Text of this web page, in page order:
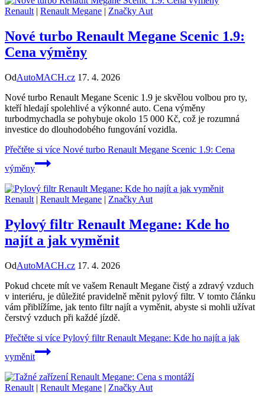
Renault | Renault Megane | Značky Aut
Nové turbo Renault Megane Scenic 1.9:
Cena výměny
OdAutoMACH.cz 17. 4. 2026
Nové turbo Renault Megane Scenic 1.9 je skvělou volbou pro ty,
kteří hledají spolehlivé a výkonné auto. Cena výměny
turbodmychadla se pohybuje okolo 15 000 Kč, což je rozumná
investice do dlouhodobého fungování vozidla.
Přečtěte si více Nové turbo Renault Megane Scenic 1.9: Cena
výměny
Renault | Renault Megane | Značky Aut
Pylový filtr Renault Megane: Kde ho
najít a jak vyměnit
OdAutoMACH.cz 17. 4. 2026
Pokud chcete mít ve vašem Renault Megane čistý a zdravý vzduch
v interiéru, je důležité pravidelně měnit pylový filtr. V tomto článku
vám přiblížíme, jak tento filtr najít a vyměnit, abyste si mohli užívat
čerstvý vzduch při každé jízdě.
Přečtěte si více Pylový filtr Renault Megane: Kde ho najít a jak
vyměnit
Renault | Renault Megane | Značky Aut